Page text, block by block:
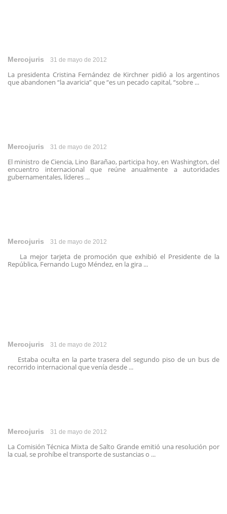
Mercojuris 31 de mayo de 2012
La presidenta Cristina Fernández de Kirchner pidió a los argentinos
que abandonen “la avaricia” que “es un pecado capital, “sobre ...
Mercojuris 31 de mayo de 2012
El ministro de Ciencia, Lino Barañao, participa hoy, en Washington, del
encuentro internacional que reúne anualmente a autoridades
gubernamentales, líderes ...
Mercojuris 31 de mayo de 2012
La mejor tarjeta de promoción que exhibió el Presidente de la
República, Fernando Lugo Méndez, en la gira ...
Mercojuris 31 de mayo de 2012
Estaba oculta en la parte trasera del segundo piso de un bus de
recorrido internacional que venía desde ...
Mercojuris 31 de mayo de 2012
La Comisión Técnica Mixta de Salto Grande emitió una resolución por
la cual, se prohíbe el transporte de sustancias o ...